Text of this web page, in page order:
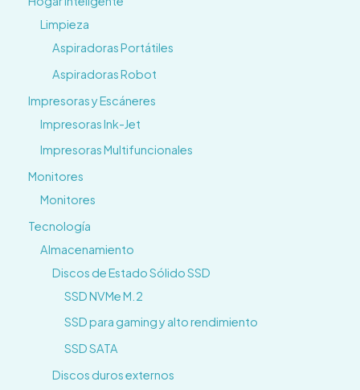
Limpieza
Aspiradoras Portátiles
Aspiradoras Robot
Impresoras y Escáneres
Impresoras Ink-Jet
Impresoras Multifuncionales
Monitores
Monitores
Tecnología
Almacenamiento
Discos de Estado Sólido SSD
SSD NVMe M.2
SSD para gaming y alto rendimiento
SSD SATA
Discos duros externos